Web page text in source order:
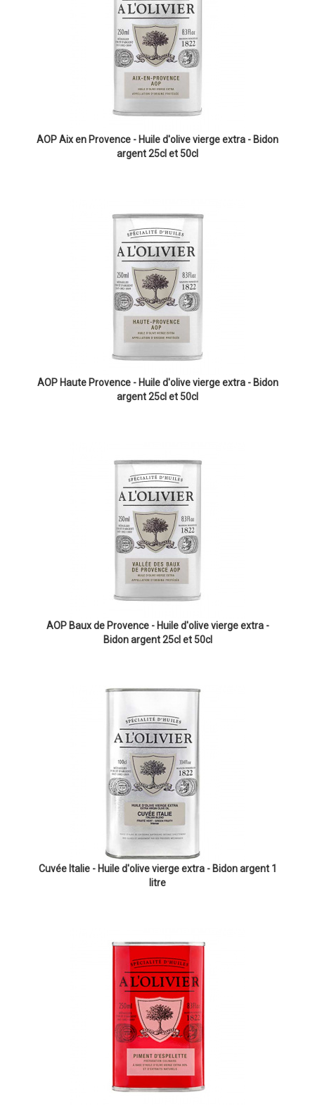
AOP Aix en Provence - Huile d'olive vierge extra - Bidon
argent 25cl et 50cl
AOP Haute Provence - Huile d'olive vierge extra - Bidon
argent 25cl et 50cl
AOP Baux de Provence - Huile d'olive vierge extra -
Bidon argent 25cl et 50cl
Cuvée Italie - Huile d'olive vierge extra - Bidon argent 1
litre